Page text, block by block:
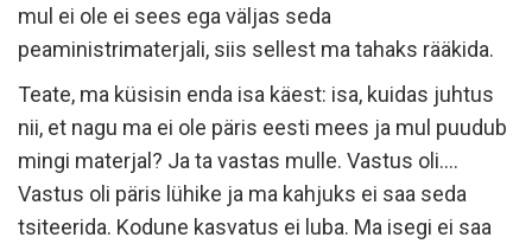
mul ei ole ei sees ega väljas seda
peaministrimaterjali, siis sellest ma tahaks rääkida.
Teate, ma küsisin enda isa käest: isa, kuidas juhtus
nii, et nagu ma ei ole päris eesti mees ja mul puudub
mingi materjal? Ja ta vastas mulle. Vastus oli….
Vastus oli päris lühike ja ma kahjuks ei saa seda
tsiteerida. Kodune kasvatus ei luba. Ma isegi ei saa